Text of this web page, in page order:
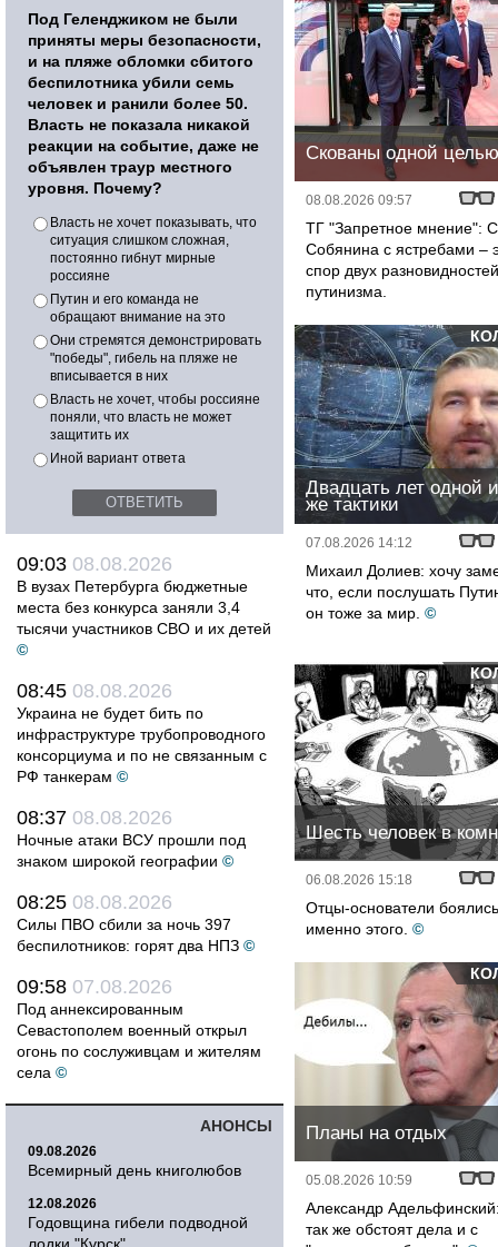
Под Геленджиком не были
приняты меры безопасности,
и на пляже обломки сбитого
беспилотника убили семь
человек и ранили более 50.
Власть не показала никакой
реакции на событие, даже не
объявлен траур местного
уровня. Почему?
Власть не хочет показывать, что
ситуация слишком сложная,
постоянно гибнут мирные
россияне
Путин и его команда не
обращают внимание на это
Они стремятся демонстрировать
"победы", гибель на пляже не
вписывается в них
Власть не хочет, чтобы россияне
поняли, что власть не может
защитить их
Иной вариант ответа
09:03 08.08.2026
В вузах Петербурга бюджетные
места без конкурса заняли 3,4
тысячи участников СВО и их детей
©
08:45 08.08.2026
Украина не будет бить по
инфраструктуре трубопроводного
консорциума и по не связанным с
РФ танкерам ©
08:37 08.08.2026
Ночные атаки ВСУ прошли под
знаком широкой географии ©
08:25 08.08.2026
Силы ПВО сбили за ночь 397
беспилотников: горят два НПЗ ©
09:58 07.08.2026
Под аннексированным
Севастополем военный открыл
огонь по сослуживцам и жителям
села ©
АНОНСЫ
09.08.2026
Всемирный день книголюбов
12.08.2026
Годовщина гибели подводной
Скованы одной целью
08.08.2026 09:57
ТГ "Запретное мнение":
Собянина с ястребами –
спор двух разновидностей
путинизма.
Двадцать лет одной
же тактики
07.08.2026 14:12
Михаил Долиев: хочу
что, если послушать
он тоже за мир. ©
Шесть человек в
06.08.2026 15:18
Отцы-основатели боялись
именно этого. ©
Планы на отдых
05.08.2026 10:59
Александр
так же обстоят дела и с